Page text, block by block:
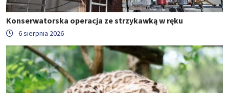
Konserwatorska operacja ze strzykawką w ręku
6 sierpnia 2026